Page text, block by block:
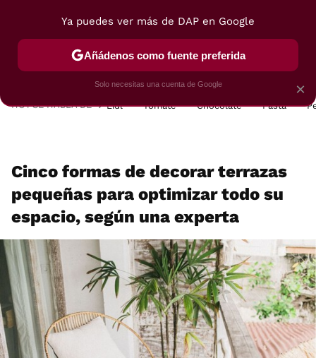
POSTRES VIAJES SELECCIÓN VEGUI
HOY SE HABLA DE Lidl Tomate Chocolate Pasta
Cinco formas de decorar terrazas
pequeñas para optimizar todo su
espacio, según una experta
×
Ya puedes ver más de DAP en Google
Añádenos como fuente preferida
Solo necesitas una cuenta de Google